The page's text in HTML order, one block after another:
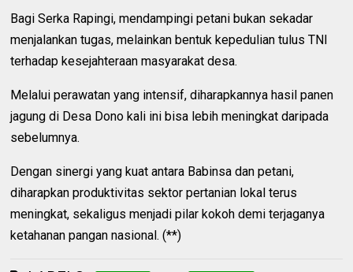
Bagi Serka Rapingi, mendampingi petani bukan sekadar
menjalankan tugas, melainkan bentuk kepedulian tulus TNI
terhadap kesejahteraan masyarakat desa.
Melalui perawatan yang intensif, diharapkannya hasil panen
jagung di Desa Dono kali ini bisa lebih meningkat daripada
sebelumnya.
Dengan sinergi yang kuat antara Babinsa dan petani,
diharapkan produktivitas sektor pertanian lokal terus
meningkat, sekaligus menjadi pilar kokoh demi terjaganya
ketahanan pangan nasional. (**)